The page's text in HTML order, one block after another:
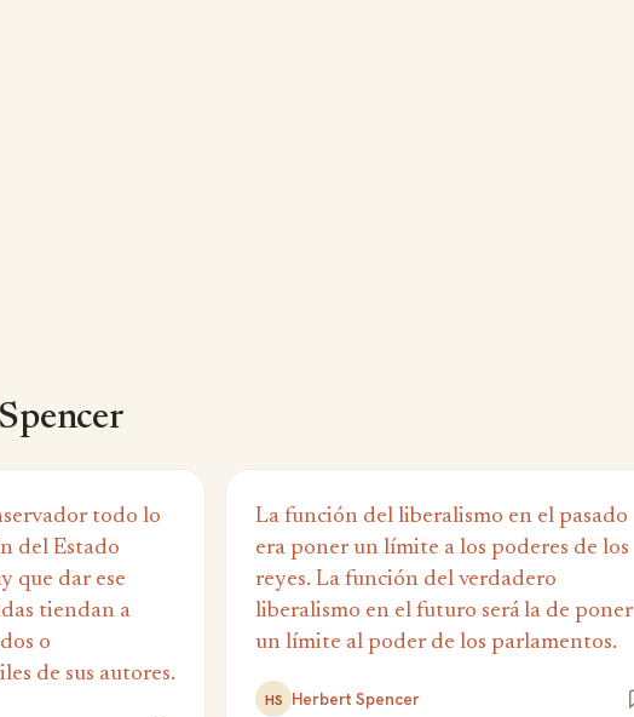
todo lo
del Estado
que dar ese
tiendan a
o
de sus autores.
La función del liberalismo en el pasado
era poner un límite a los poderes de los
reyes. La función del verdadero
liberalismo en el futuro será la de poner
un límite al poder de los parlamentos.
HS Herbert Spencer